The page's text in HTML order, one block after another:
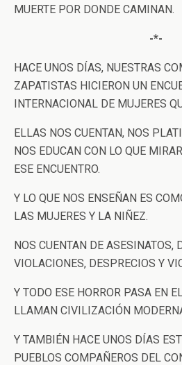
MUERTE POR DONDE CAMINAN.
-*-
HACE UNOS DÍAS, NUESTRAS
ZAPATISTAS HICIERON UN
INTERNACIONAL DE MUJERES
ELLAS NOS CUENTAN, NOS
NOS EDUCAN CON LO QUE
ESE ENCUENTRO.
Y LO QUE NOS ENSEÑAN ES
LAS MUJERES Y LA NIÑEZ.
NOS CUENTAN DE ASESINATOS,
VIOLACIONES, DESPRECIOS Y
Y TODO ESE HORROR PASA EN
LLAMAN CIVILIZACIÓN
Y TAMBIÉN HACE UNOS DÍAS
PUEBLOS COMPAÑEROS DEL